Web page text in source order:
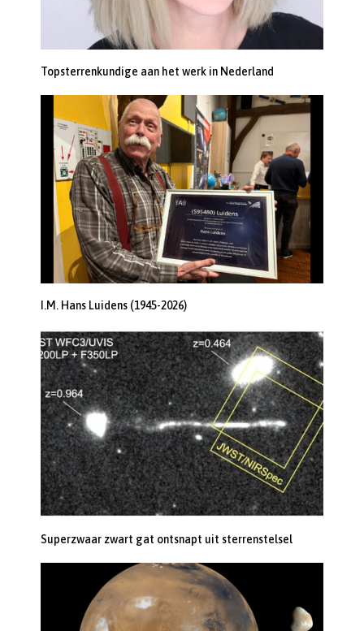
Topsterrenkundige aan het werk in Nederland
I.M. Hans Luidens (1945-2026)
Superzwaar zwart gat ontsnapt uit sterrenstelsel